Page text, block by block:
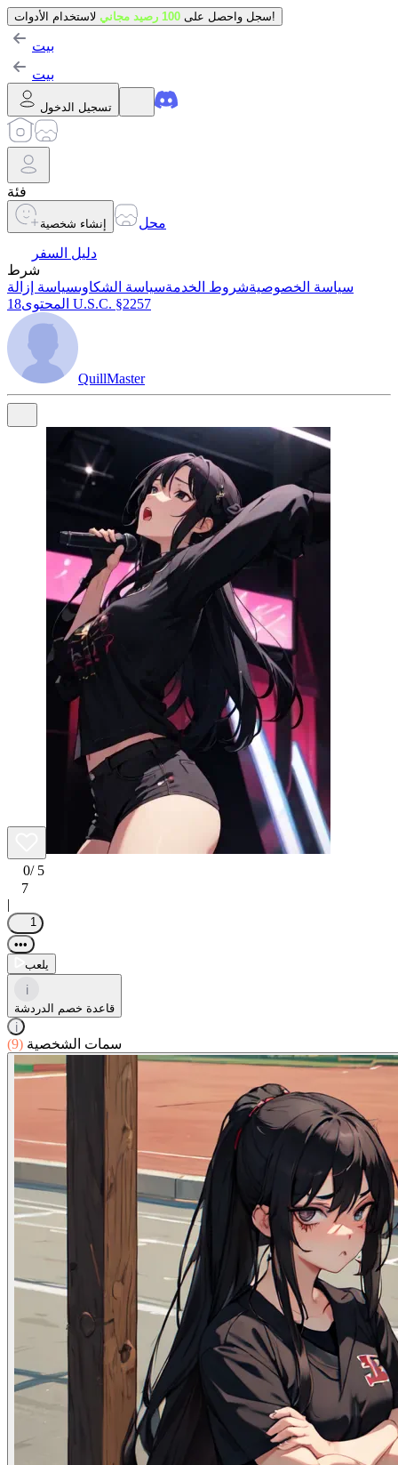
سجل واحصل على 100 رصيد مجاني لاستخدام الأدوات!
بيت
بيت
تسجيل الدخول
فئة
إنشاء شخصية
محل
دليل السفر
شرط
سياسة الخصوصيةشروط الخدمةسياسة الشكاوىسياسة إزالة
المحتوى 18 U.S.C. §2257
QuillMaster
0/ 5
7
|
1
•••
يلعب
i
قاعدة خصم الدردشة
i
سمات الشخصية (9)